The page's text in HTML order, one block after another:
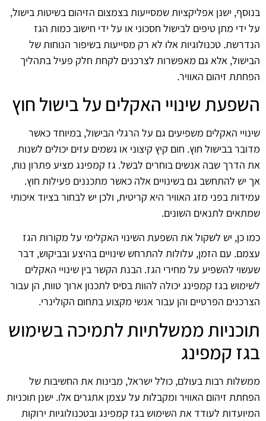
בנוסף, ישנן אפליקציות שמסייעות בצמצום הזיהום בשיטות בישול,
על ידי מתן טיפים לבישול חסכוני או על ידי חישוב כמות הגז
הנדרשת. טכנולוגיות אלו לא רק מסייעות בשיפור הנוחות של
הבישול, אלא גם מאפשרות לצרכנים לקחת חלק פעיל בתהליך
הפחתת זיהום האוויר.
השפעת שינויי האקלים על בישול חוץ
שינויי האקלים משפיעים גם על הרגלי הבישול, במיוחד כאשר
מדובר בבישול חוץ. חום קיץ קיצוני או גשמים עזים יכולים לשנות
את הדרך שבה אנשים בוחרים לבשל. גז קמפינג מציע פתרון נוח,
אך יש להתחשב גם בשינויים אלה כאשר מתכננים פעילות חוץ.
עמידות בפני מזג האוויר היא קריטית, ולכן יש לבחור בציוד איכותי
שמתאים לתנאים השונים.
כמו כן, יש לשקול את השפעת השינוי האקלימי על מקורות הגז
עצמם. עם הזמן, עלולות להתרחש שינויים בהיצע ובביקוש, דבר
שעשוי להשפיע על מחירי הגז. הבנת הקשר בין שינויי האקלים
לשימוש בגז קמפינג יכולה להוות בסיס לתכנון ארוך טווח, הן עבור
הצרכנים הפרטיים והן עבור אנשי מקצוע בתחום הקולינרי.
תוכניות ממשלתיות לתמיכה בשימוש
בגז קמפינג
ממשלות רבות בעולם, כולל ישראל, מבינות את החשיבות של
הפחתת זיהום האוויר ומקבלות על עצמן אתגרים אלו. ישנן תוכניות
המיועדות לעודד את השימוש בגז קמפינג ובטכנולוגיות ירוקות